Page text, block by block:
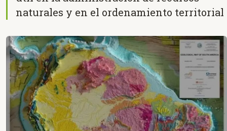
naturales y en el ordenamiento territorial